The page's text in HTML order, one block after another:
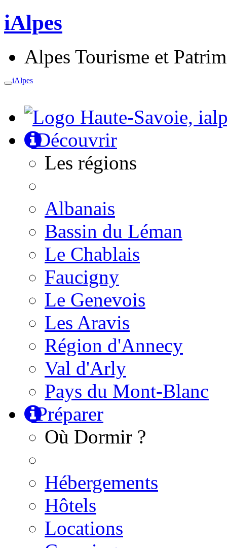
iAlpes
Alpes Tourisme et
Toggle
iAlpes
Découvrir
Les régions
Albanais
Bassin du Léman
Le Chablais
Faucigny
Le Genevois
Les Aravis
Région d'Annecy
Val d'Arly
Pays du Mont-Blanc
Préparer
Où Dormir ?
Hébergements
Hôtels
Locations